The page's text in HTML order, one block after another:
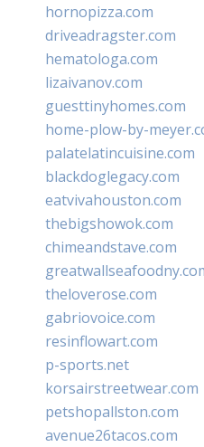
hornopizza.com
driveadragster.com
hematologa.com
lizaivanov.com
guesttinyhomes.com
home-plow-by-
palatelatincuisine.com
blackdoglegacy.com
eatvivahouston.com
thebigshowok.com
chimeandstave.com
theloverose.com
gabriovoice.com
resinflowart.com
p-sports.net
korsairstreetwear.com
petshopallston.com
avenue26tacos.com